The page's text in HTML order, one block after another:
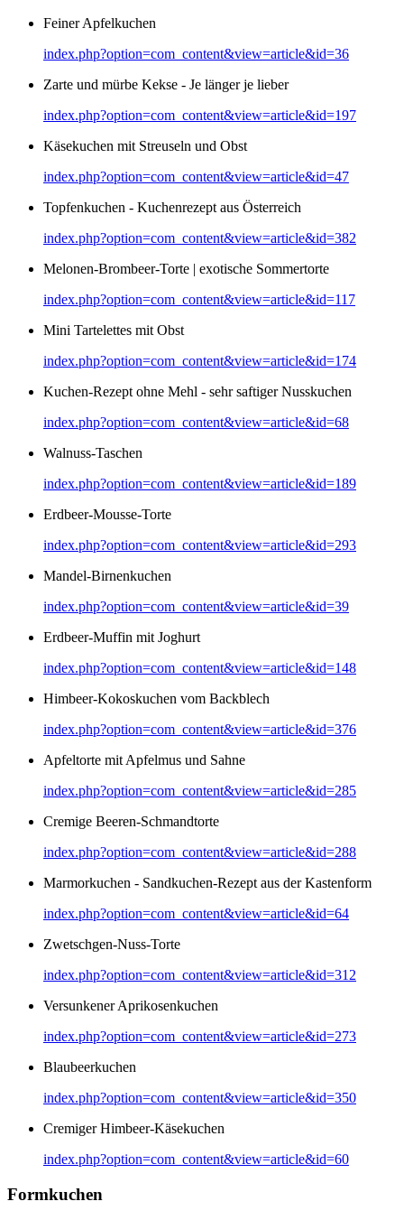
Feiner Apfelkuchen
index.php?option=com_content&view=article&id=36
Zarte und mürbe Kekse - Je länger je lieber
index.php?option=com_content&view=article&id=197
Käsekuchen mit Streuseln und Obst
index.php?option=com_content&view=article&id=47
Topfenkuchen - Kuchenrezept aus Österreich
index.php?option=com_content&view=article&id=382
Melonen-Brombeer-Torte | exotische Sommertorte
index.php?option=com_content&view=article&id=117
Mini Tartelettes mit Obst
index.php?option=com_content&view=article&id=174
Kuchen-Rezept ohne Mehl - sehr saftiger Nusskuchen
index.php?option=com_content&view=article&id=68
Walnuss-Taschen
index.php?option=com_content&view=article&id=189
Erdbeer-Mousse-Torte
index.php?option=com_content&view=article&id=293
Mandel-Birnenkuchen
index.php?option=com_content&view=article&id=39
Erdbeer-Muffin mit Joghurt
index.php?option=com_content&view=article&id=148
Himbeer-Kokoskuchen vom Backblech
index.php?option=com_content&view=article&id=376
Apfeltorte mit Apfelmus und Sahne
index.php?option=com_content&view=article&id=285
Cremige Beeren-Schmandtorte
index.php?option=com_content&view=article&id=288
Marmorkuchen - Sandkuchen-Rezept aus der Kastenform
index.php?option=com_content&view=article&id=64
Zwetschgen-Nuss-Torte
index.php?option=com_content&view=article&id=312
Versunkener Aprikosenkuchen
index.php?option=com_content&view=article&id=273
Blaubeerkuchen
index.php?option=com_content&view=article&id=350
Cremiger Himbeer-Käsekuchen
index.php?option=com_content&view=article&id=60
Formkuchen